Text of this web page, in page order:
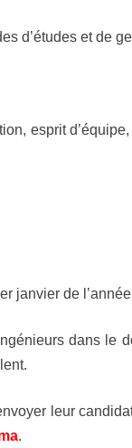
d’études et de
esprit
janvier de
dans le
leur
.